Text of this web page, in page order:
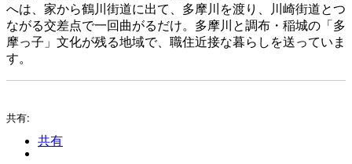
へは、家から鶴川街道に出て、多摩川を渡り、川崎街道とつ
ながる交差点で一回曲がるだけ。多摩川と調布・稲城の「多
摩っ子」文化が残る地域で、職住近接な暮らしを送っていま
す。
共有:
共有